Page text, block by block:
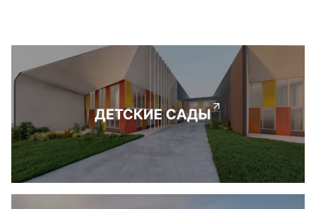
ДЕТСКИЕ САДЫ